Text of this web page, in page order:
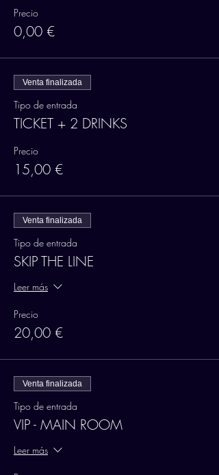
Precio
0,00 €
Venta finalizada
Tipo de entrada
TICKET + 2 DRINKS
Precio
15,00 €
Venta finalizada
Tipo de entrada
SKIP THE LINE
Leer más
Precio
20,00 €
Venta finalizada
Tipo de entrada
VIP - MAIN ROOM
Leer más